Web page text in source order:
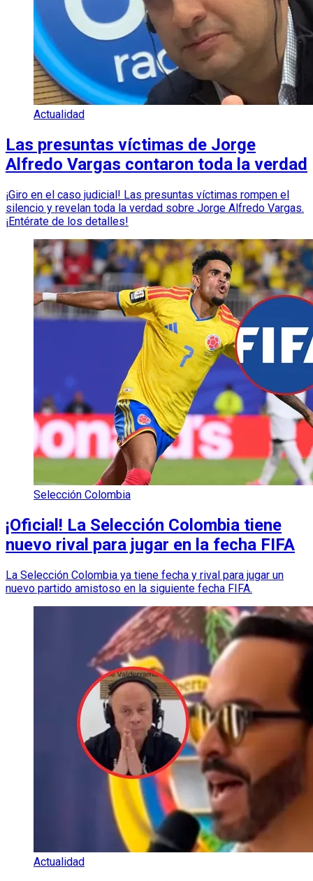
Actualidad
Las presuntas víctimas de Jorge
Alfredo Vargas contaron toda la verdad
¡Giro en el caso judicial! Las presuntas víctimas rompen el
silencio y revelan toda la verdad sobre Jorge Alfredo Vargas.
¡Entérate de los detalles!
Selección Colombia
¡Oficial! La Selección Colombia tiene
nuevo rival para jugar en la fecha FIFA
La Selección Colombia ya tiene fecha y rival para jugar un
nuevo partido amistoso en la siguiente fecha FIFA.
Actualidad